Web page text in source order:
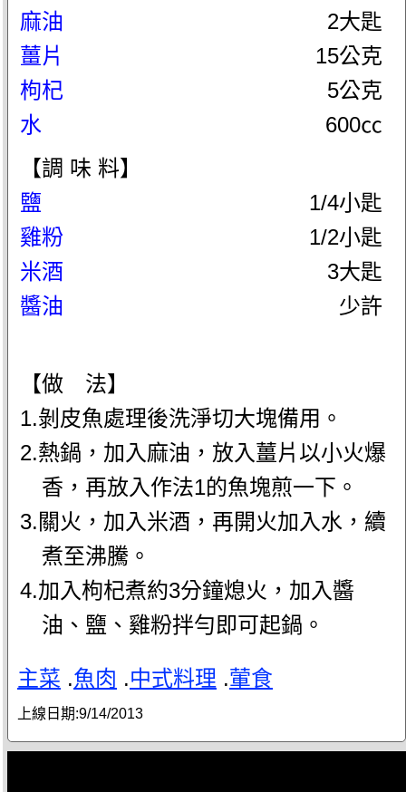
麻油
2大匙
薑片
15公克
枸杞
5公克
水
600㏄
【調 味 料】
鹽
1/4小匙
雞粉
1/2小匙
米酒
3大匙
醬油
少許
【做 法】
1.剝皮魚處理後洗淨切大塊備用。
2.熱鍋，加入麻油，放入薑片以小火爆
香，再放入作法1的魚塊煎一下。
3.關火，加入米酒，再開火加入水，續
煮至沸騰。
4.加入枸杞煮約3分鐘熄火，加入醬
油、鹽、雞粉拌勻即可起鍋。
主菜 .魚肉 .中式料理 .葷食
上線日期:9/14/2013